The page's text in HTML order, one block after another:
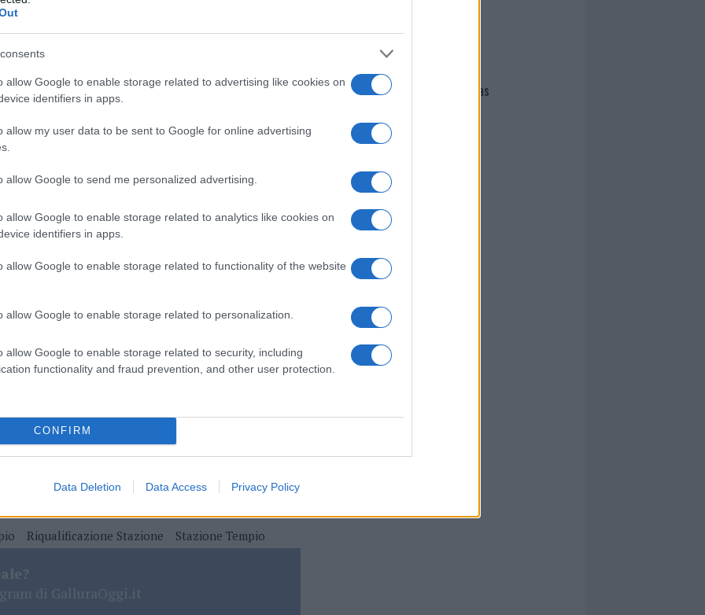
allow Google to enable storage related to advertising like cookies on
identifiers in apps.
allow my user data to be sent to Google for online advertising
allow Google to send me personalized advertising.
allow Google to enable storage related to analytics like cookies on
identifiers in apps.
allow Google to enable storage related to functionality of the website
allow Google to enable storage related to personalization.
allow Google to enable storage related to security, including
functionality and fraud prevention, and other user protection.
CONFIRM
Data Deletion Data Access Privacy Policy
dell’epoca e risulta caratterizzato
con montanti in ferro, bordature in
su sottostante tavolato, mentre
un ruolo di rilievo la pregiata sala d’aspetto
modo particolare le tele di Giuseppe Biasi,
sarda del Novecento.”
dalla Società
a scartamento ridotto Tempio-Monti,
anche un’antica officina ferroviaria, un
dove ancora si può vivere e respirare
di fine ‘800.
cliccandoqui
nella sezioneLogindal menù del sito o
Riqualificazione Stazione Stazione Tempio
di GalluraOggi.it
Giovannimaria Cabras